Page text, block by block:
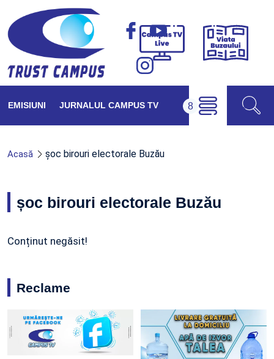
Campus
Viața
EMISIUNI JURNALUL CAMPUS TV
Acasă șoc birouri electorale Buzău
șoc birouri electorale Buzău
Conținut negăsit!
Reclame